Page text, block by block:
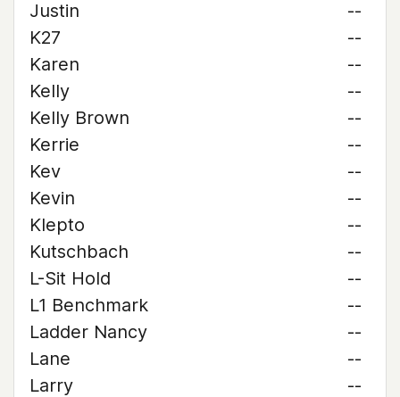
Justin
--
K27
--
Karen
--
Kelly
--
Kelly Brown
--
Kerrie
--
Kev
--
Kevin
--
Klepto
--
Kutschbach
--
L-Sit Hold
--
L1 Benchmark
--
Ladder Nancy
--
Lane
--
Larry
--